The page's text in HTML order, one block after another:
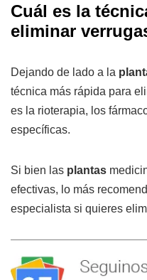
Cuál es la
eliminar
Dejando de lado a la
técnica más rápida para
es la rioterapia, los
específicas.
Si bien las plantas
efectivas, lo más
especialista si quieres